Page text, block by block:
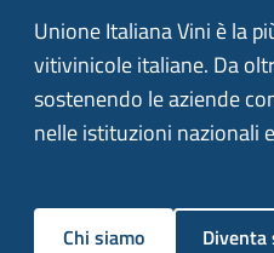
Unione Italiana Vini è la
vitivinicole italiane. Da
sostenendo le aziende
nelle istituzioni nazionali
Chi siamo Diventa